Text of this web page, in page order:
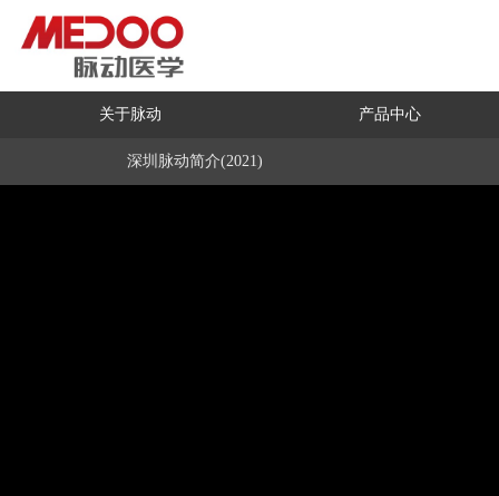
关于脉动 产品中心
深圳脉动简介(2021)